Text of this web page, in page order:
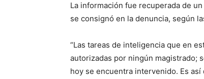
La información fue recuperada de
se consignó en la denuncia, según
“Las tareas de inteligencia que en
autorizadas por ningún magistrado;
hoy se encuentra intervenido. Es